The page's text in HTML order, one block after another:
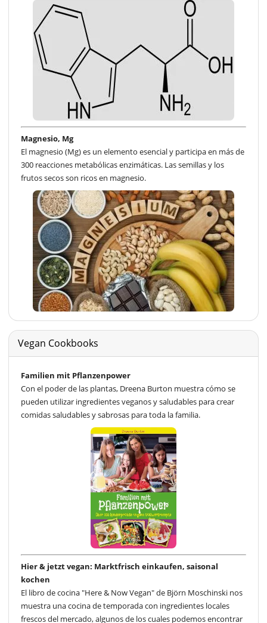
Magnesio, Mg
El magnesio (Mg) es un elemento esencial y participa en más de
300 reacciones metabólicas enzimáticas. Las semillas y los
frutos secos son ricos en magnesio.
Vegan Cookbooks
Familien mit Pflanzenpower
Con el poder de las plantas, Dreena Burton muestra cómo se
pueden utilizar ingredientes veganos y saludables para crear
comidas saludables y sabrosas para toda la familia.
Hier & jetzt vegan: Marktfrisch einkaufen, saisonal
kochen
El libro de cocina "Here & Now Vegan" de Björn Moschinski nos
muestra una cocina de temporada con ingredientes locales
frescos del mercado, algunos de los cuales podemos encontrar